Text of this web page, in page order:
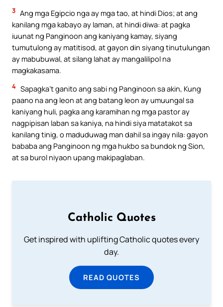
3 Ang mga Egipcio nga ay mga tao, at hindi Dios; at ang
kanilang mga kabayo ay laman, at hindi diwa: at pagka
iuunat ng Panginoon ang kaniyang kamay, siyang
tumutulong ay matitisod, at gayon din siyang tinutulungan
ay mabubuwal, at silang lahat ay mangalilipol na
magkakasama.
4 Sapagka’t ganito ang sabi ng Panginoon sa akin, Kung
paano na ang leon at ang batang leon ay umuungal sa
kaniyang huli, pagka ang karamihan ng mga pastor ay
nagpipisan laban sa kaniya, na hindi siya matatakot sa
kanilang tinig, o maduduwag man dahil sa ingay nila: gayon
bababa ang Panginoon ng mga hukbo sa bundok ng Sion,
at sa burol niyaon upang makipaglaban.
Catholic Quotes
Get inspired with uplifting Catholic quotes every
day.
READ QUOTES